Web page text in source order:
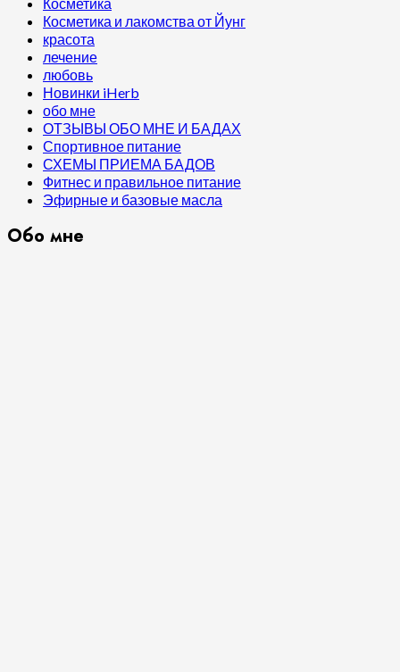
Косметика и лакомства от Йунг
красота
лечение
любовь
Новинки iHerb
обо мне
ОТЗЫВЫ ОБО МНЕ И БАДАХ
Спортивное питание
СХЕМЫ ПРИЕМА БАДОВ
Фитнес и правильное питание
Эфирные и базовые масла
Обо мне